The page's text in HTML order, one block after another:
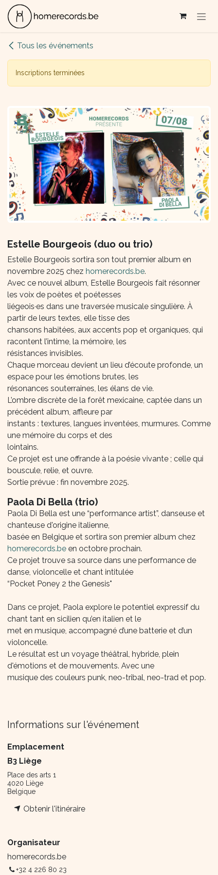
Se rendre au contenu
Tous les événements
Inscriptions terminées
Estelle Bourgeois (duo ou trio)
Estelle Bourgeois sortira son tout premier album en
novembre 2025 chez homerecords.be.
Avec ce nouvel album, Estelle Bourgeois fait résonner
les voix de poètes et poétesses
liégeois·es dans une traversée musicale singulière. À
partir de leurs textes, elle tisse des
chansons habitées, aux accents pop et organiques, qui
racontent l’intime, la mémoire, les
résistances invisibles.
Chaque morceau devient un lieu d’écoute profonde, un
espace pour les émotions brutes, les
résonances souterraines, les élans de vie.
L’ombre discrète de la forêt mexicaine, captée dans un
précédent album, affleure par
instants : textures, langues inventées, murmures. Comme
une mémoire du corps et des
lointains.
Ce projet est une offrande à la poésie vivante ; celle qui
bouscule, relie, et ouvre.
Sortie prévue : fin novembre 2025.
Paola Di Bella (trio)
Paola Di Bella est une “performance artist”, danseuse et
chanteuse d'origine italienne,
basée en Belgique et sortira son premier album chez
homerecords.be en octobre prochain.
Ce projet trouve sa source dans une performance de
danse, violoncelle et chant intitulée
“Pocket Poney 2 the Genesis"
Dans ce projet, Paola explore le potentiel expressif du
chant tant en sicilien qu’en italien et le
met en musique, accompagné d’une batterie et d’un
violoncelle.
Le résultat est un voyage théâtral, hybride, plein
d'émotions et de mouvements. Avec une
musique des couleurs punk, neo-tribal, neo-trad et pop.
Informations sur l'événement
Emplacement
B3 Liège
Place des arts 1
4020 Liège
Belgique
Obtenir l'itinéraire
Organisateur
homerecords.be
+32 4 226 80 23